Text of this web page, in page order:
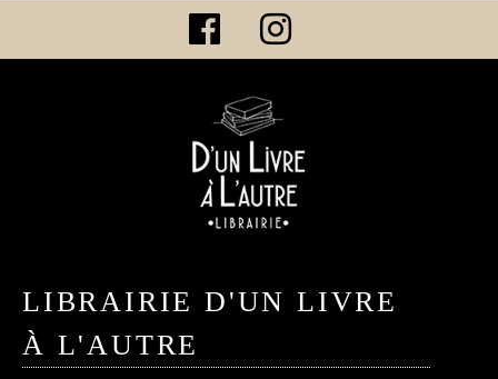
LIBRAIRIE D'UN LIVRE
À L'AUTRE